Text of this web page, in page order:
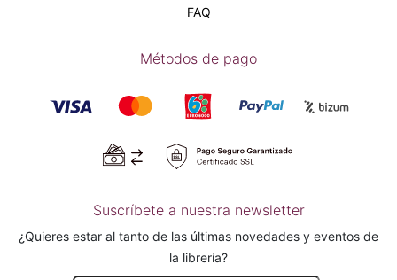
FAQ
Métodos de pago
Suscríbete a nuestra newsletter
¿Quieres estar al tanto de las últimas novedades y eventos de
la librería?